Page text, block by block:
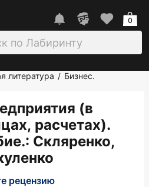
0
литература / Бизнес.
(в
расчетах).
: Скляренко,
рецензию